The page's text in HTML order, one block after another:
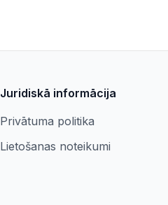
Juridiskā informācija
Privātuma politika
Lietošanas noteikumi